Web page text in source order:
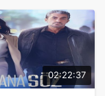
02:22:37